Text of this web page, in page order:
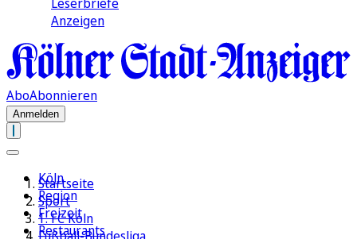
Anzeigen
AboAbonnieren
Anmelden
Köln
Region
Freizeit
Restaurants
Startseite
Sport
1. FC Köln